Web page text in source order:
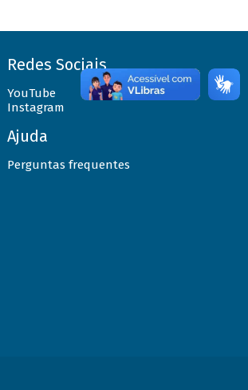
Redes Sociais
YouTube
Instagram
Ajuda
Perguntas frequentes